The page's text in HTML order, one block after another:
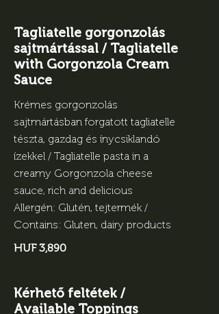
Tagliatelle gorgonzolás
sajtmártással / Tagliatelle
with Gorgonzola Cream
Sauce
Krémes gorgonzolás
sajtmártásban forgatott tagliatelle
tészta, gazdag és ínycsiklandó
ízekkel / Tagliatelle pasta in a
creamy Gorgonzola cheese
sauce, rich and delicious
Allergén: Glutén, tejtermék /
Contains: Gluten, dairy products
HUF 3,890
Kérhető feltétek /
Available Toppings